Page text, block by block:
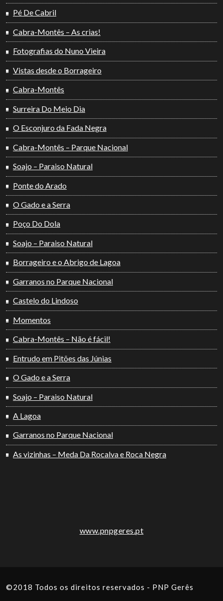
Pé De Cabril
Cabra-Montês – As crias!
Fotografias do Nuno Vieira
Vistas desde o Borrageiro
Cabra-Montês
Surreira Do Meio Dia
O Esconjuro da Fada Negra
Cabra-Montês – Parque Nacional
Soajo – Paraiso Natural
Ponte do Arado
O Gado e a Serra
Poço Do Dola
Soajo – Paraiso Natural
Borrageiro e o Abrigo de Lagoa
Garranos no Parque Nacional
Castelo do Lindoso
Momentos
Cabra-Montês – Não é fácil!
Entrudo em Pitões das Júnias
O Gado e a Serra
Soajo – Paraiso Natural
A Lagoa
Garranos no Parque Nacional
As vizinhas – Meda Da Rocalva e Roca Negra
www.pnpgeres.pt
©2018 Todos os direitos reservados - PNP Gerês